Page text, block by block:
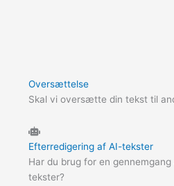
Oversættelse
Skal vi oversætte din tekst til
Efterredigering af AI-tekster
Har du brug for en
tekster?